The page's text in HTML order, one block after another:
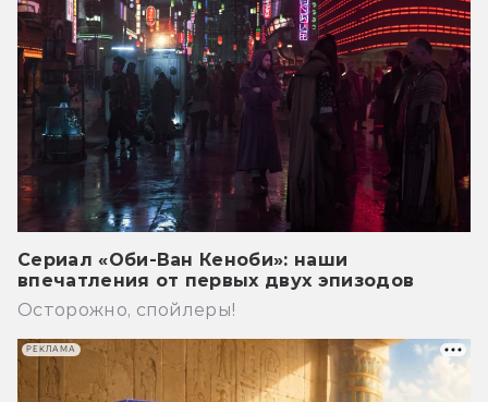
Сериал «Оби-Ван Кеноби»: наши
впечатления от первых двух эпизодов
Осторожно, спойлеры!
РЕКЛАМА